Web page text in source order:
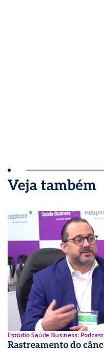
Veja também
Estúdio Saúde Business:
Rastreamento do